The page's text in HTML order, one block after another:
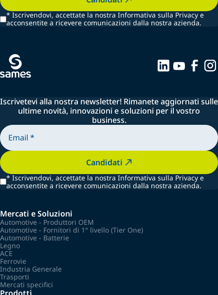
* Iscrivendovi, accettate la nostra Informativa sulla Privacy e
acconsentite a ricevere comunicazioni dalla nostra azienda.
Iscrivetevi alla nostra newsletter! Rimanete aggiornati sulle
ultime novità, innovazioni e soluzioni per il vostro
business.
Candidati
* Iscrivendovi, accettate la nostra Informativa sulla Privacy e
acconsentite a ricevere comunicazioni dalla nostra azienda.
Mercati e Soluzioni
Automotive - Produttori OEM
Automotive - Fornitori di 1° livello (Tier One)
Automotive - Batterie
Legno
ACE
Ferrovie
Industria Generale
Trasporti
Mercati specifici